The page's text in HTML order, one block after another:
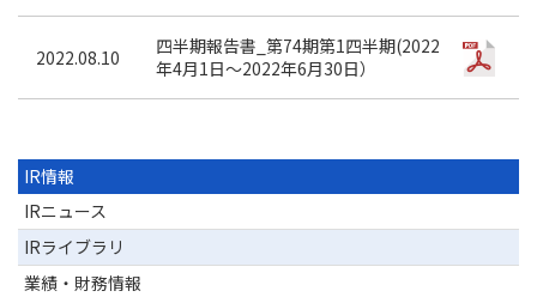
2022.08.10
四半期報告書_第74期第1四半期(2022
年4月1日～2022年6月30日）
IR情報
IRニュース
IRライブラリ
業績・財務情報